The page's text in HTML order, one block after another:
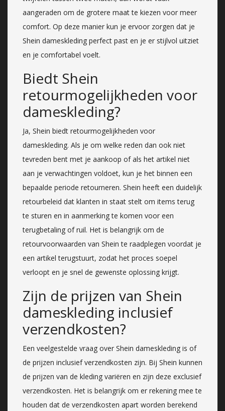
aangeraden om de grotere maat te kiezen voor meer
comfort. Op deze manier kun je ervoor zorgen dat je
Shein dameskleding perfect past en je er stijlvol uitziet
en je comfortabel voelt.
Biedt Shein
retourmogelijkheden voor
dameskleding?
Ja, Shein biedt retourmogelijkheden voor
dameskleding. Als je om welke reden dan ook niet
tevreden bent met je aankoop of als het artikel niet
aan je verwachtingen voldoet, kun je het binnen een
bepaalde periode retourneren. Shein heeft een duidelijk
retourbeleid dat klanten in staat stelt om items terug
te sturen en in aanmerking te komen voor een
terugbetaling of ruil. Het is belangrijk om de
retourvoorwaarden van Shein te raadplegen voordat je
een artikel terugstuurt, zodat het proces soepel
verloopt en je snel de gewenste oplossing krijgt.
Zijn de prijzen van Shein
dameskleding inclusief
verzendkosten?
Een veelgestelde vraag over Shein dameskleding is of
de prijzen inclusief verzendkosten zijn. Bij Shein kunnen
de prijzen van de kleding variëren en zijn deze exclusief
verzendkosten. Het is belangrijk om er rekening mee te
houden dat de verzendkosten apart worden berekend